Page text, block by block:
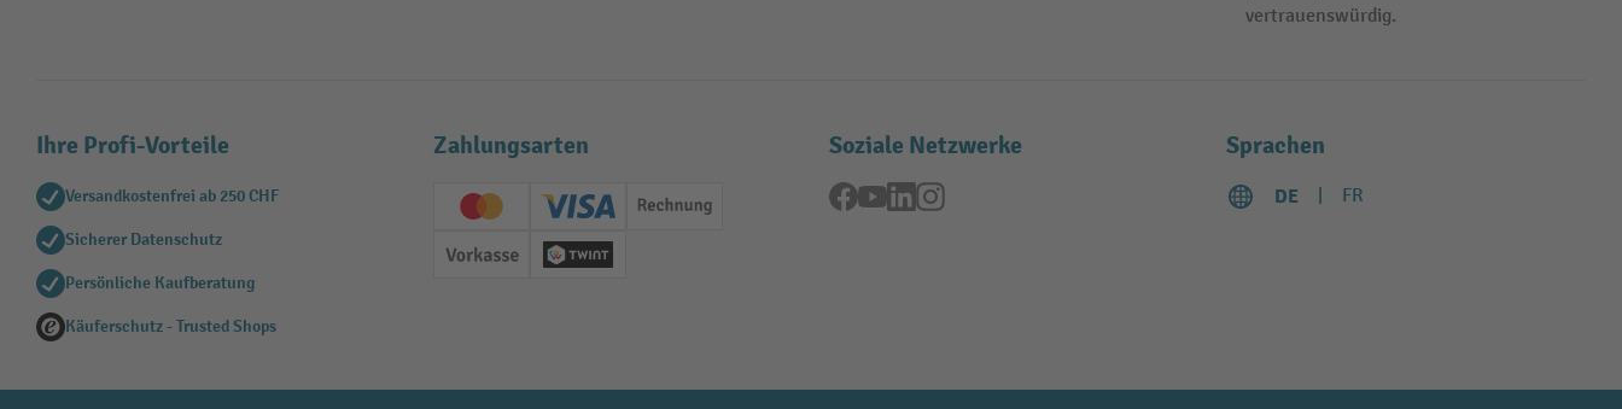
vertrauenswürdig.
Ihre Profi-Vorteile
Versandkostenfrei ab 250 CHF
Sicherer Datenschutz
Persönliche Kaufberatung
Käuferschutz - Trusted Shops
Zahlungsarten
Creditcard (Master)Creditcard (Visa)
Rechnung
Vorkasse Twint
Soziale Netzwerke
Facebook
YouTubeLinkedInInstagram
Sprachen
DE FR